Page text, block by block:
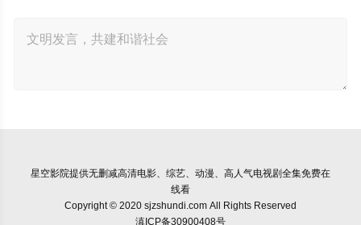
星空影院提供无删减高清电影、综艺、动漫、高人气电视剧全集免费在
线看
Copyright © 2020 sjzshundi.com All Rights Reserved
滇ICP备30900408号